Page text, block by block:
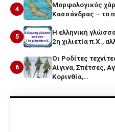
4
Μορφολογικός
Κασσάνδρας – το
5
Η ελληνική
2η χιλιετία π.Χ.,
6
Οι Ροδίτες
Αίγινα, Σπέτσες,
Κορινθία,…